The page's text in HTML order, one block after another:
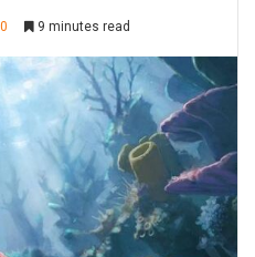
9 minutes read